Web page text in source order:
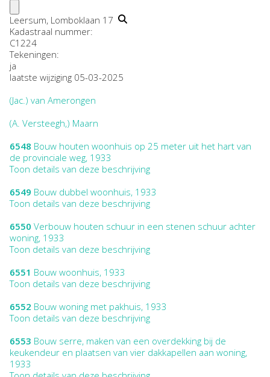
Leersum, Lomboklaan 17
Kadastraal nummer:
C1224
Tekeningen:
ja
laatste wijziging 05-03-2025
(Jac.) van Amerongen
(A. Versteegh,) Maarn
6548 Bouw houten woonhuis op 25 meter uit het hart van
de provinciale weg, 1933
Toon details van deze beschrijving
6549 Bouw dubbel woonhuis, 1933
Toon details van deze beschrijving
6550 Verbouw houten schuur in een stenen schuur achter
woning, 1933
Toon details van deze beschrijving
6551 Bouw woonhuis, 1933
Toon details van deze beschrijving
6552 Bouw woning met pakhuis, 1933
Toon details van deze beschrijving
6553 Bouw serre, maken van een overdekking bij de
keukendeur en plaatsen van vier dakkapellen aan woning,
1933